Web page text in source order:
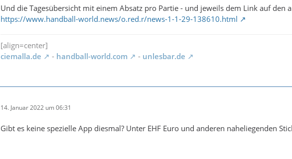
Und die Tagesübersicht mit einem Absatz pro Partie - und jeweils dem Link auf den
https://www.handball-world.news/o.red.r/news-1-1-29-138610.html
[align=center]
ciemalla.de
- handball-world.com - unlesbar.de
14. Januar 2022 um 06:31
Gibt es keine spezielle App diesmal? Unter EHF Euro und anderen naheliegenden